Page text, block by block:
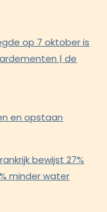
op 7 oktober is
| de
en opstaan
bewijst 27%
minder water